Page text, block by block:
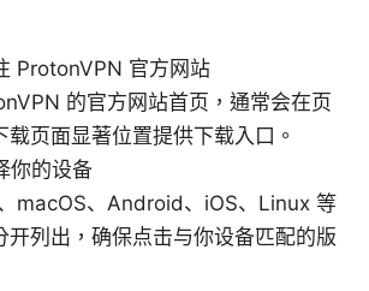
ProtonVPN 官方网站
的官方网站首页，通常会在页
载页面显著位置提供下载入口。
你的设备
macOS、Android、iOS、Linux 等
开列出，确保点击与你设备匹配的版